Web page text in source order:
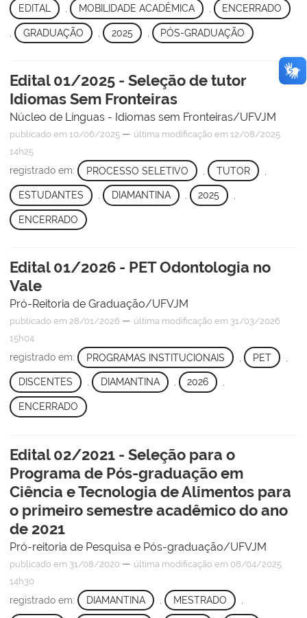
EDITAL MOBILIDADE ACADÊMICA ENCERRADO
GRADUAÇÃO 2025 PÓS-GRADUAÇÃO
Edital 01/2025 - Seleção de tutor
Idiomas Sem Fronteiras
Núcleo de Línguas - Idiomas sem Fronteiras/UFVJM
publicado em 10/06/2025 — última modificação em 12/08/2025
14h25
registrado em: PROCESSO SELETIVO TUTOR
ESTUDANTES , DIAMANTINA , 2025 ,
ENCERRADO
Edital 01/2026 - PET Odontologia no
Vale
Pró-Reitoria de Graduação/UFVJM
publicado em 28/01/2026 — última modificação em 31/03/2026
15h04
registrado em: PROGRAMAS INSTITUCIONAIS PET
DISCENTES , DIAMANTINA , 2026 ,
ENCERRADO
Edital 02/2021 - Seleção para o
Programa de Pós-graduação em
Ciência e Tecnologia de Alimentos para
o primeiro semestre acadêmico do ano
de 2021
Pró-reitoria de Pesquisa e Pós-graduação/UFVJM
publicado em 31/08/2020 — última modificação em 08/04/2025
14h30
registrado em: DIAMANTINA MESTRADO